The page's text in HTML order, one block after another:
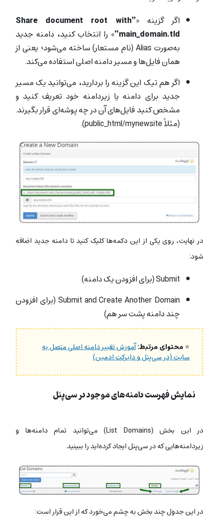
اگر گزینه‌ « ”Share document root with
“main_domain.tld» را انتخاب کنید، دامنه‌ جدید
به‌صورت Alias (نام مستعار) ساخته می‌شود؛ یعنی از
همان فایل‌ها و مسیر دامنه‌ اصلی استفاده می‌کند.
اگر هم تیک این گزینه را بردارید، می‌توانید یک مسیر
جدید برای دامنه یا زیردامنه‌ خود تعریف کنید و
مشخص کنید فایل‌های آن در چه پوشه‌ای قرار بگیرند.
(مثلاً public_html/mynewsite).
در نهایت، روی یکی از این دکمه‌ها کلیک کنید تا دامنه جدید اضافه
شود:
Submit (برای افزودن یک دامنه)
Submit and Create Another Domain (برای افزودن
چند دامنه پشت سر هم)
⭐محتوای مرتبط:آموزش تغییر دامنه اصلی متصل به
سایت (در سی‌پنل و دایرکت ادمین)
نمایش فهرست دامنه‌های موجود در سی‌پنل
در این بخش (List Domains) می‌توانید تمام دامنه‌ها و
زیردامنه‌هایی که در سی‌پنل ایجاد کرده‌اید را ببینید.
در این جدول چند بخش به چشم می‌خورد که از این قرار است: